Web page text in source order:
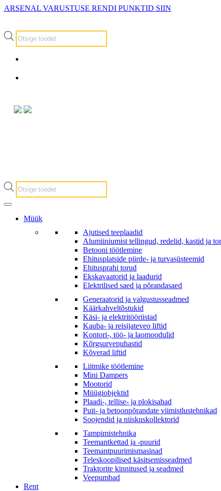
ARSENAL VARUSTUSE RENDI PUNKTID SIIN
Products
search
Products
search
Müük
Ajutised teeplaadid
Alumiiniumist tellingud, redelid, kastid ja
Betooni töötlemine
Ehitusplatside piirde- ja turvasüsteemid
Ehitusprahi torud
Ekskavaatorid ja laadurid
Elektrilised saed ja põrandasaed
Generaatorid ja valgustusseadmed
Käärkahveltõstukid
Käsi- ja elektritööriistad
Kauba- ja reisijateveo liftid
Kontori-, töö- ja laomoodulid
Kõrgsurvepuhastid
Kõverad liftid
Liitmike töötlemine
Mini Dampers
Mootorid
Müügiobjektid
Plaadi-, tellise- ja plokisahad
Puit- ja betoonpõrandate viimistlustehnikad
Soojendid ja niiskuskollektorid
Tampimistehnika
Teemantkettad ja -puurid
Teemantpuurimismasinad
Teleskoopilised käsitsemisseadmed
Traktorite kinnitused ja seadmed
Veepumbad
Rent